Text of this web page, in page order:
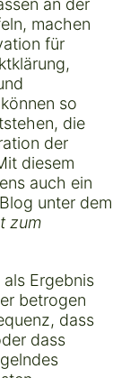
an der
machen
für
so
die
der
diesem
auch ein
unter dem
zum
als Ergebnis
betrogen
dass
dass